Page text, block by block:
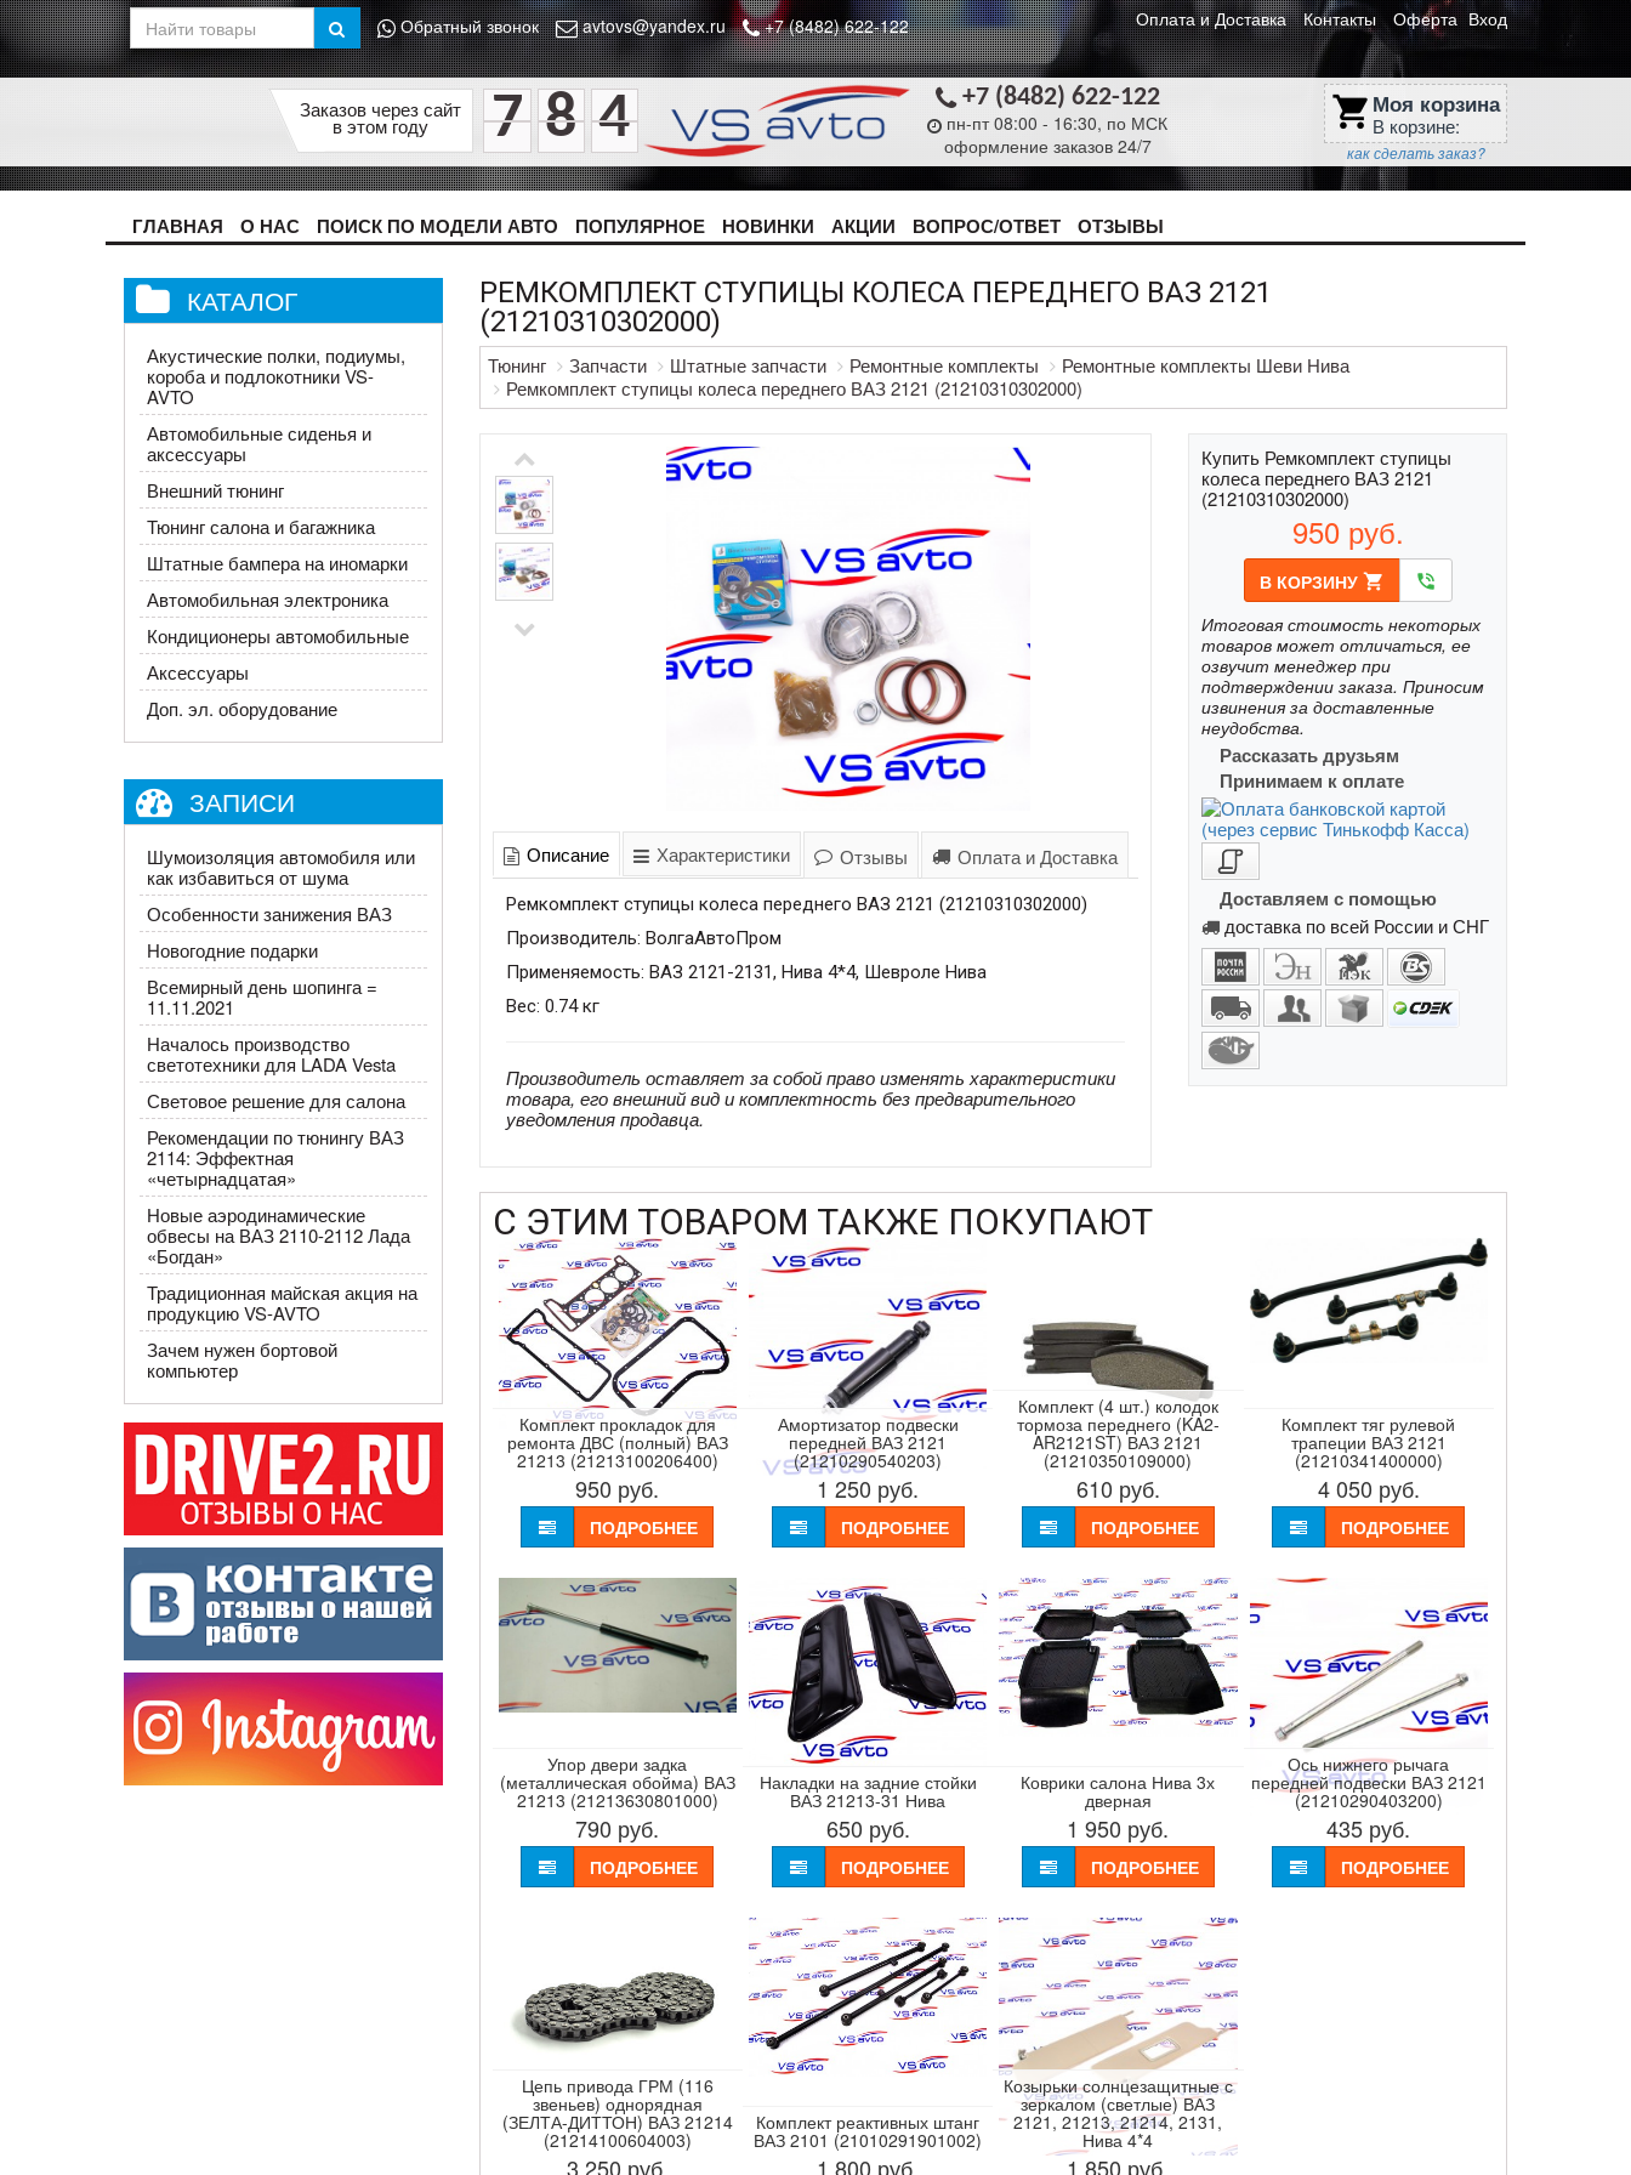
Обратный звонок avtovs@yandex.ru +7 (8482) 622-122 Оплата и Доставка Контакты Оферта Вход
Заказов через сайт
в этом году 7 8 4 +7 (8482) 622-122
пн-пт 08:00 - 16:30, по МСК
оформление заказов 24/7
shopping_cart Моя корзина
В корзине:
как сделать заказ?
ГЛАВНАЯ О НАС ПОИСК ПО МОДЕЛИ АВТО ПОПУЛЯРНОЕ НОВИНКИ АКЦИИ ВОПРОС/ОТВЕТ ОТЗЫВЫ
КАТАЛОГ
Акустические полки, подиумы,
короба и подлокотники VS-
AVTO
Автомобильные сиденья и
аксессуары
Внешний тюнинг
Тюнинг салона и багажника
Штатные бампера на иномарки
Автомобильная электроника
Кондиционеры автомобильные
Аксессуары
Доп. эл. оборудование
ЗАПИСИ
Шумоизоляция автомобиля или
как избавиться от шума
Особенности занижения ВАЗ
Новогодние подарки
Всемирный день шопинга =
11.11.2021
Началось производство
светотехники для LADA Vesta
Световое решение для салона
Рекомендации по тюнингу ВАЗ
2114: Эффектная
«четырнадцатая»
Новые аэродинамические
обвесы на ВАЗ 2110-2112 Лада
«Богдан»
Традиционная майская акция на
продукцию VS-AVTO
Зачем нужен бортовой
компьютер
РЕМКОМПЛЕКТ СТУПИЦЫ КОЛЕСА ПЕРЕДНЕГО ВАЗ 2121
(21210310302000)
Тюнинг Запчасти Штатные запчасти Ремонтные комплекты
Ремонтные комплекты Шеви Нива
Ремкомплект ступицы колеса переднего ВАЗ 2121 (21210310302000)
Описание Характеристики Отзывы Оплата и Доставка
Ремкомплект ступицы колеса переднего ВАЗ 2121 (21210310302000)
Производитель: ВолгаАвтоПром
Применяемость: ВАЗ 2121-2131, Нива 4*4, Шевроле Нива
Вес: 0.74 кг
Производитель оставляет за собой право изменять характеристики
товара, его внешний вид и комплектность без предварительного
уведомления продавца.
Купить Ремкомплект ступицы
колеса переднего ВАЗ 2121
(21210310302000)
950 руб.
В КОРЗИНУ shopping_cart phone_in_talk
Итоговая стоимость некоторых
товаров может отличаться, ее
озвучит менеджер при
подтверждении заказа. Приносим
извинения за доставленные
неудобства.
Рассказать друзьям
Принимаем к оплате
Доставляем с помощью
доставка по всей России и СНГ
С ЭТИМ ТОВАРОМ ТАКЖЕ ПОКУПАЮТ
Комплект прокладок для
ремонта ДВС (полный) ВАЗ
21213 (21213100206400)
950 руб.
ПОДРОБНЕЕ
Амортизатор подвески
передней ВАЗ 2121
(21210290540203)
1 250 руб.
ПОДРОБНЕЕ
Комплект (4 шт.) колодок
тормоза переднего (KA2-
AR2121ST) ВАЗ 2121
(21210350109000)
610 руб.
ПОДРОБНЕЕ
Комплект тяг рулевой
трапеции ВАЗ 2121
(21210341400000)
4 050 руб.
ПОДРОБНЕЕ
Упор двери задка
(металлическая обойма) ВАЗ
21213 (21213630801000)
790 руб.
ПОДРОБНЕЕ
Накладки на задние стойки
ВАЗ 21213-31 Нива
650 руб.
ПОДРОБНЕЕ
Коврики салона Нива 3х
дверная
1 950 руб.
ПОДРОБНЕЕ
Ось нижнего рычага
передней подвески ВАЗ 2121
(21210290403200)
435 руб.
ПОДРОБНЕЕ
Цепь привода ГРМ (116
звеньев) однорядная
(ЗЕЛТА-ДИТТОН) ВАЗ 21214
(21214100604003)
3 250 руб.
Комплект реактивных штанг
ВАЗ 2101 (21010291901002)
1 800 руб.
Козырьки солнцезащитные с
зеркалом (светлые) ВАЗ
2121, 21213, 21214, 2131,
Нива 4*4
1 850 руб.